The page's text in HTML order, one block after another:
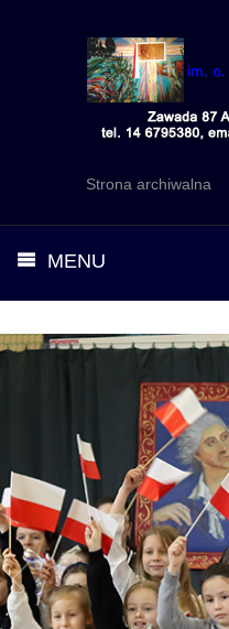
Strona archiwalna
MENU